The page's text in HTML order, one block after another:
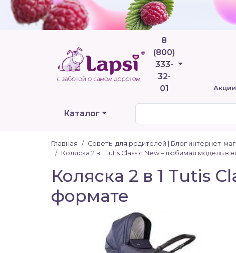
8
(800)
333-
32-
01
Телефоны
Акции
Каталог
Главная Советы для родителей | Блог интернет-
Коляска 2 в 1 Tutis Classic New – любимая модель
Коляска 2 в 1 Tutis
формате